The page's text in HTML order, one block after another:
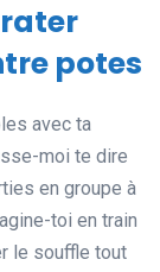
potes
avec ta
moi te dire
en groupe à
toi en train
le souffle tout